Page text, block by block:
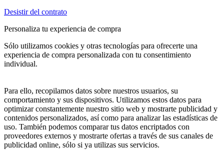
Desistir del contrato
Personaliza tu experiencia de compra
Sólo utilizamos cookies y otras tecnologías para ofrecerte una
experiencia de compra personalizada con tu consentimiento
individual.
Para ello, recopilamos datos sobre nuestros usuarios, su
comportamiento y sus dispositivos. Utilizamos estos datos para
optimizar constantemente nuestro sitio web y mostrarte publicidad y
contenidos personalizados, así como para analizar las estadísticas de
uso. También podemos comparar tus datos encriptados con
proveedores externos y mostrarte ofertas a través de sus canales de
publicidad online, sólo si ya utilizas sus servicios.